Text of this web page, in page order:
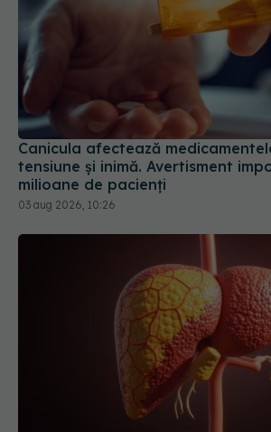
Canicula afectează
tensiune și inimă. Avertisment
milioane de pacienți
03 aug 2026, 10:26
Un medicament experimental a
severe de ficat gras și a reparat